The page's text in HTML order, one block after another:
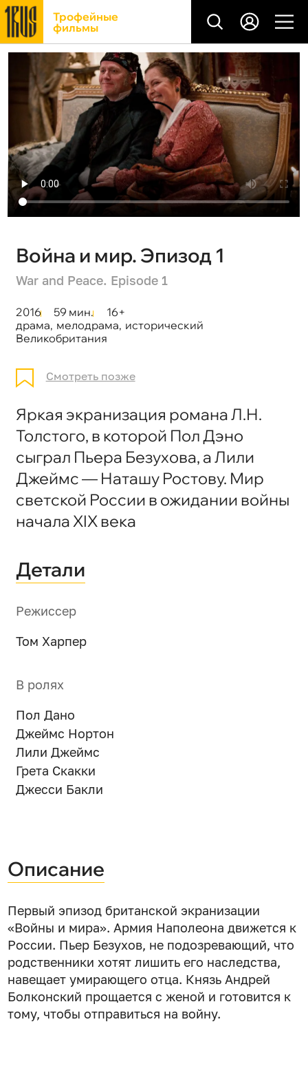
Трофейные
фильмы
Война и мир. Эпизод 1
War and Peace. Episode 1
2016 59 мин.
16+
драма, мелодрама, исторический
Великобритания
Смотреть позже
Яркая экранизация романа Л.Н.
Толстого, в которой Пол Дэно
сыграл Пьера Безухова, а Лили
Джеймс — Наташу Ростову. Мир
светской России в ожидании войны
начала XIX века
Детали
Режиссер
Том Харпер
В ролях
Пол Дано
Джеймс Нортон
Лили Джеймс
Грета Скакки
Джесси Бакли
Описание
Первый эпизод британской экранизации
«Войны и мира». Армия Наполеона движется к
России. Пьер Безухов, не подозревающий, что
родственники хотят лишить его наследства,
навещает умирающего отца. Князь Андрей
Болконский прощается с женой и готовится к
тому, чтобы отправиться на войну.